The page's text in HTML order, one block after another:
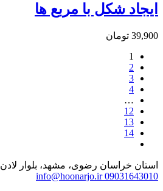
ایجاد شکل با مربع ها
39,900 تومان
1
2
3
4
…
12
13
14
استان خراسان رضوی، مشهد، بلوار لادن
09031643010
info@hoonarjo.ir